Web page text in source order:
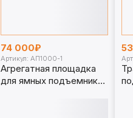
74 000₽
Артикул: АП1000-1
Агрегатная площадка
для ямных подъемников